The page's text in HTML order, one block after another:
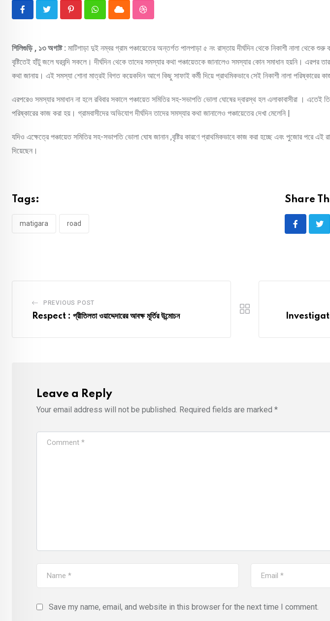
PinterestWhatsappCloud StumbleUpon
শিলিগুড়ি , ১৩ অগাষ্ট : মাটিগাড়া দুই নম্বর গ্রাম পঞ্চায়েতের অন্তর্গত পালপাড়া ৫ নং রাস্তায় দীর্ঘদিন থেকে নিকাশী নালা থেকে
বৃষ্টিতেই হাঁটু জলে ঘরবন্দি সকলে। দীর্ঘদিন থেকে তাদের সমস্যার কথা পঞ্চায়েতকে জানালেও সমস্যার কোন সমাধান হয়নি। এরপর
কথা জানায়। এই সমস্যা শোনা মাত্রই বিগত কয়েকদিন আগে কিছু সাফাই কর্মী দিয়ে প্রাথমিকভাবে সেই নিকাশী নালা পরিষ্কারের
এরপরেও সমস্যার সমাধান না হলে রবিবার সকালে পঞ্চায়েত সমিতির সহ-সভাপতি ভোলা ঘোষের দ্বারস্থ হল এলাকাবাসীরা । এতেই
পরিষ্কারের কাজ করা হয়। গ্রামবাসীদের অভিযোগ দীর্ঘদিন তাদের সমস্যার কথা জানালেও পঞ্চায়েতের দেখা মেলেনি |
যদিও এক্ষেত্রে পঞ্চায়েত সমিতির সহ-সভাপতি ভোলা ঘোষ জানান ,বৃষ্টির কারণে প্রাথমিকভাবে কাজ করা হচ্ছে এবং পুজোর পরে এই
দিয়েছেন।
Tags:
matigara road
Share
PREVIOUS POST
Respect : প্রীতিলতা ওয়াদ্দেদারের আবক্ষ মূর্তির উন্মোচন Investigation
Leave a Reply
Your email address will not be published. Required fields are marked *
Save my name, email, and website in this browser for the next time I comment.